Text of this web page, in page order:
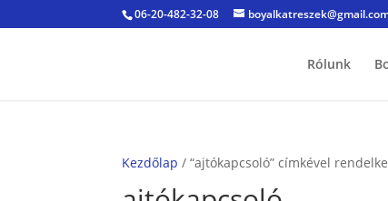
06-20-482-32-08
Rólunk
Kezdőlap / “ajtókapcsoló” címkével